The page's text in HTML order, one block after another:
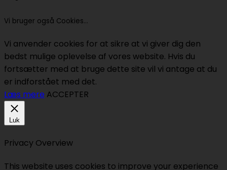
Vi bruger også Cookies...
Vi anvender cookies for at sikre at vi giver dig den
bedst mulige oplevelse af vores website. Hvis du
fortsætter med at bruge dette site vil vi antage at du
er indforstået med det.
Læs mere ACCEPTER
Luk
Privacy Overview
This website uses cookies to improve your experience